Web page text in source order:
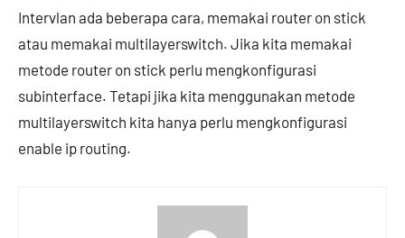
Intervlan ada beberapa cara, memakai router on stick
atau memakai multilayerswitch. Jika kita memakai
metode router on stick perlu mengkonfigurasi
subinterface. Tetapi jika kita menggunakan metode
multilayerswitch kita hanya perlu mengkonfigurasi
enable ip routing.